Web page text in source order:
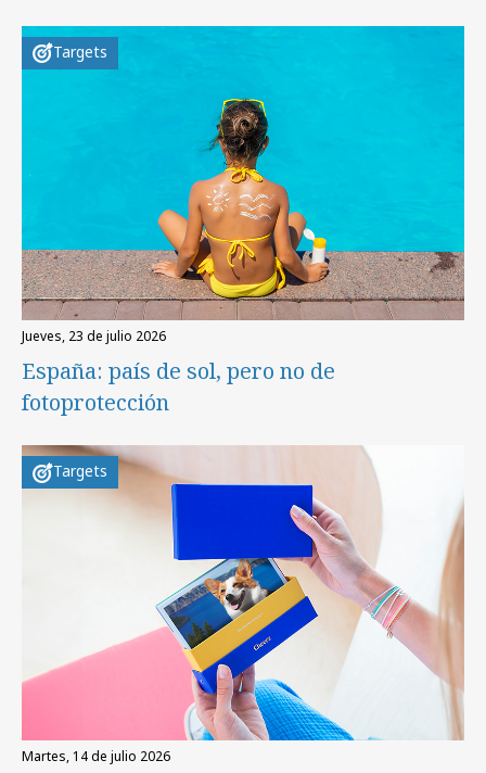
Targets
jueves, 23 de julio 2026
España: país de sol, pero no de
fotoprotección
Targets
martes, 14 de julio 2026